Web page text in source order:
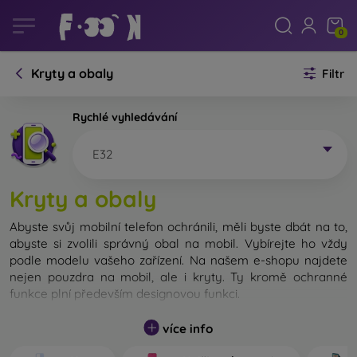
0
Kryty a obaly Filtr
Rychlé vyhledávání
E32
Kryty a obaly
Abyste svůj mobilní telefon ochránili, měli byste dbát na to,
abyste si zvolili správný obal na mobil. Vybírejte ho vždy
podle modelu vašeho zařízení. Na našem e-shopu najdete
nejen pouzdra na mobil, ale i kryty. Ty kromě ochranné
funkce plní především designovou funkci.
Kryt na mobil můžeme také nazvat zadní kryt. Je určen na
ochranu zadní části telefonu. Jednotlivé kryty na mobil se
více info